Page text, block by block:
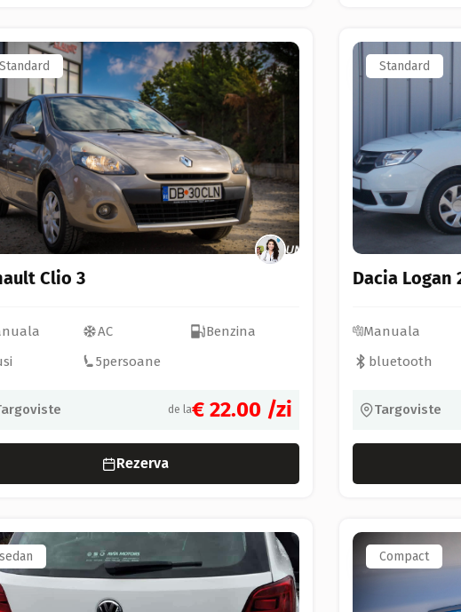
Standard
Clio 3
AC
Benzina
5persoane
de la€ 22.00 /zi
Rezerva
Standard
Dacia Logan
Manuala
bluetooth
Targoviste
sedan Compact